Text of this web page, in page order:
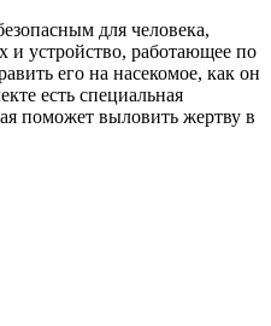
для человека,
и устройство, работающее по
его на насекомое, как он
есть специальная
поможет выловить жертву в